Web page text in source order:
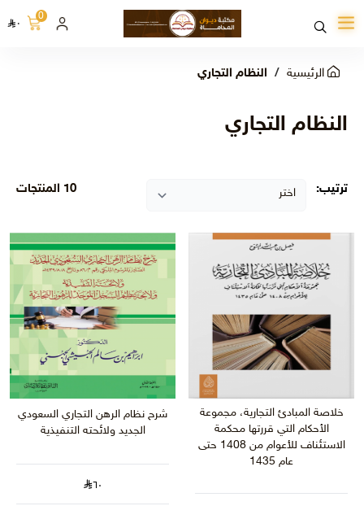
0
٠
الرئيسية النظام التجاري
النظام التجاري
ترتيب: 10 المنتجات
خلاصة المبادئ التجارية، مجموعة
الأحكام التي قررتها محكمة
الاستئناف للأعوام من 1408 حتى
عام 1435
شرح نظام الرهن التجاري السعودي
الجديد ولائحته التنفيذية
٦٠